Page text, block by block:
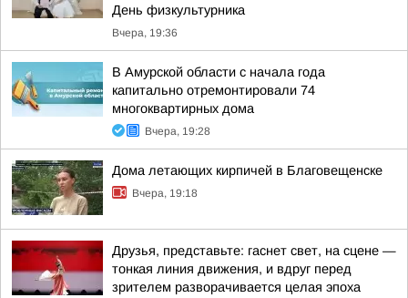
День физкультурника
Вчера, 19:36
В Амурской области с начала года
капитально отремонтировали 74
многоквартирных дома
Вчера, 19:28
Дома летающих кирпичей в Благовещенске
Вчера, 19:18
Друзья, представьте: гаснет свет, на сцене —
тонкая линия движения, и вдруг перед
зрителем разворачивается целая эпоха